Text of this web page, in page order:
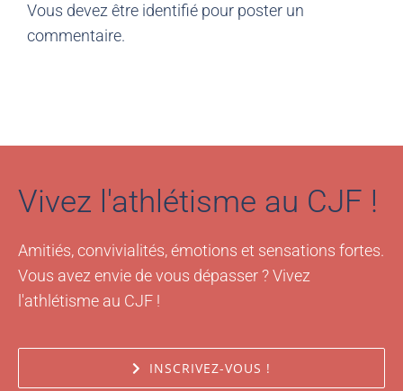
Vous devez être identifié pour poster un
commentaire.
Vivez l'athlétisme au CJF !
Amitiés, convivialités, émotions et sensations fortes.
Vous avez envie de vous dépasser ? Vivez
l'athlétisme au CJF !
INSCRIVEZ-VOUS !